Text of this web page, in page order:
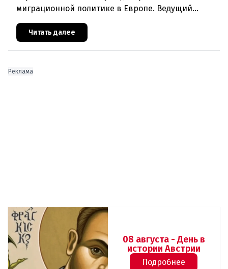
миграционной политике в Европе. Ведущий
эксперт по миграции Джеральд Кнаус, один из
архитекторов соглашения ЕС-Турция 2016
Читать далее
Реклама
08 августа - День в
истории Австрии
Подробнее